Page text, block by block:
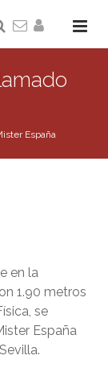
España
en la
1.90 metros
se
España